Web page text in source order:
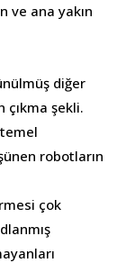
ve ana yakın
diğer
çıkma şekli.
robotların
çok